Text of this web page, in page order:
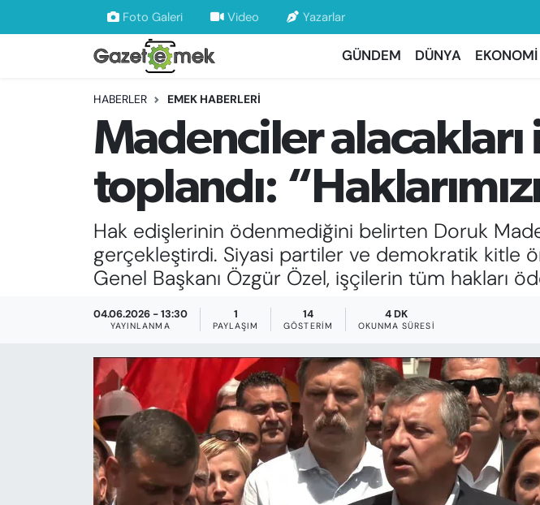
Foto Galeri Video Yazarlar
GÜNDEM DÜNYA EKONOMİ
HABERLER EMEK HABERLERİ
Madenciler
toplandı:
Hak edişlerinin ödenmediğini belirten Doruk
gerçekleştirdi. Siyasi partiler ve demokratik kitle
Genel Başkanı Özgür Özel, işçilerin tüm hakları
04.06.2026 - 13:30
YAYINLANMA
1
PAYLAŞIM
14
GÖSTERIM
4 DK
OKUNMA SÜRESI
DÜNYA
EKONOMİ
EMEK HABERLERİ
YENİ MEDYADA EMEK GAZETECİLİĞİNİ
GELİŞTİRMEK
FAYDALI BİLGİLER
GÜNDEM
SAĞLIK
KÜLTÜR-SANAT
Nöbetçi Eczaneler
Hava Durumu
İstanbul Namaz Vakitleri
Trafik Durumu
Süper Lig Puan Durumu ve Fikstür
Tüm Manşetler
Son Dakika Haberleri